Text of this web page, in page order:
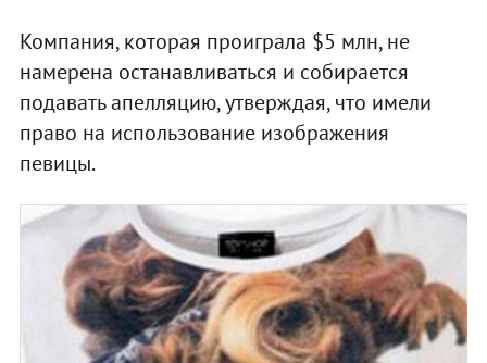
Компания, которая проиграла $5 млн, не
намерена останавливаться и собирается
подавать апелляцию, утверждая, что имели
право на использование изображения
певицы.